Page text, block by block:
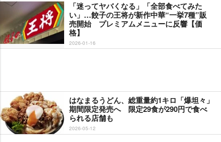
「迷ってヤバくなる」「全部食べてみた
い」…餃子の王将が新作中華“一挙7種”販
売開始 プレミアムメニューに反響【価
格】
2026-01-16
はなまるうどん、総重量約1キロ「爆坦々」
期間限定発売へ 限定29食が290円で食べ
られる店舗も
2026-05-12